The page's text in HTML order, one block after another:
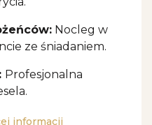
Nocleg w
ze śniadaniem.
Profesjonalna
informacji